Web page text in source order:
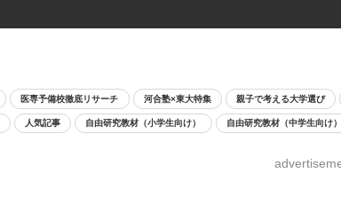
医専予備校徹底リサーチ 河合塾×東大特集 親子で考える大学選び
人気記事 自由研究教材（小学生向け） 自由研究教材（中学生向け）